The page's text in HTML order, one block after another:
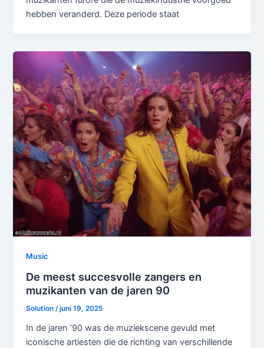
hebben veranderd. Deze periode staat
Music
De meest succesvolle zangers en
muzikanten van de jaren 90
Solution/juni 19, 2025
In de jaren ’90 was de muziekscene gevuld met
iconische artiesten die de richting van verschillende